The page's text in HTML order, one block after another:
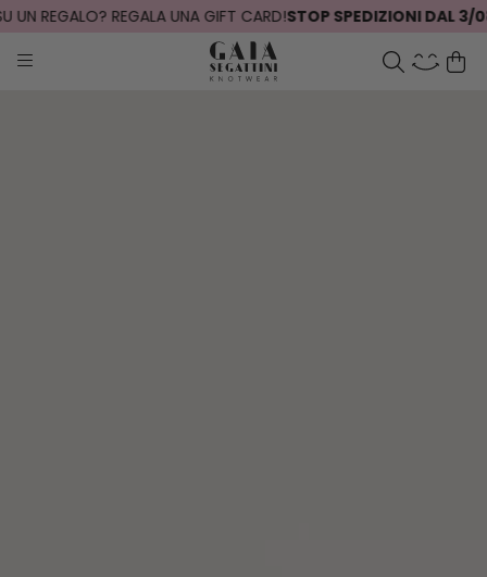
REGALA UNA GIFT CARD!STOP SPEDIZIONI DAL 3/08 AL 26/08